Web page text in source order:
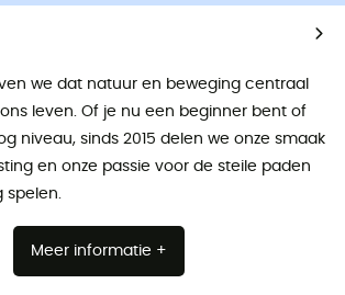
we dat natuur en beweging centraal
leven. Of je nu een beginner bent of
niveau, sinds 2015 delen we onze smaak
en onze passie voor de steile paden
Meer informatie +